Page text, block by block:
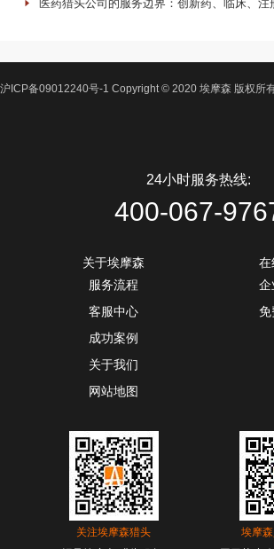
医药猎头公司的服务边界：创新药、临床、
沪ICP备09012240号-1 Copyright © 2020 埃摩森 版权所
24小时服务热线:
400-067-
关于埃摩森
服务流程
客服中心
成功案例
关于我们
网站地图
在
企
免
关注埃摩森猎头
埃摩